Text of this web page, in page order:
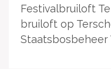
Festivalbruiloft
bruiloft op
Staatsbosbeheer